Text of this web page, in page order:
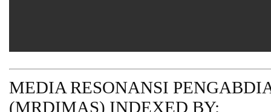
MEDIA RESONANSI
(MRDIMAS) INDEXED BY: